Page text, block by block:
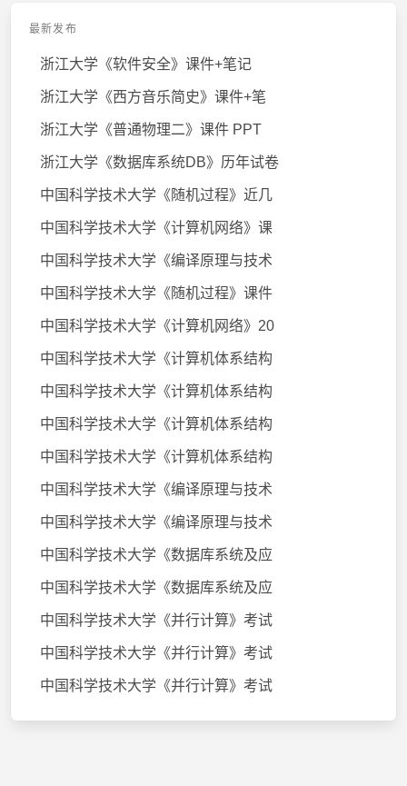
最新发布
浙江大学《软件安全》课件+笔记
浙江大学《西方音乐简史》课件+笔
浙江大学《普通物理二》课件 PPT
浙江大学《数据库系统DB》历年试卷
中国科学技术大学《随机过程》近几
中国科学技术大学《计算机网络》课
中国科学技术大学《编译原理与技术
中国科学技术大学《随机过程》课件
中国科学技术大学《计算机网络》20
中国科学技术大学《计算机体系结构
中国科学技术大学《计算机体系结构
中国科学技术大学《计算机体系结构
中国科学技术大学《计算机体系结构
中国科学技术大学《编译原理与技术
中国科学技术大学《编译原理与技术
中国科学技术大学《数据库系统及应
中国科学技术大学《数据库系统及应
中国科学技术大学《并行计算》考试
中国科学技术大学《并行计算》考试
中国科学技术大学《并行计算》考试